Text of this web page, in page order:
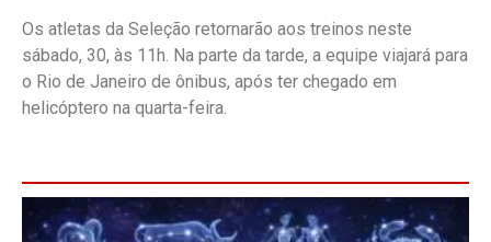
Os atletas da Seleção retornarão aos treinos neste
sábado, 30, às 11h. Na parte da tarde, a equipe viajará para
o Rio de Janeiro de ônibus, após ter chegado em
helicóptero na quarta-feira.